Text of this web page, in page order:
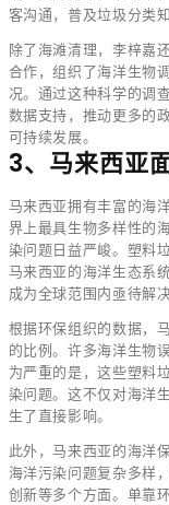
客沟通，普及垃圾分类
除了海滩清理，李梓嘉
合作，组织了海洋生物
况。通过这种科学的调
数据支持，推动更多的
可持续发展。
3、马来西亚
马来西亚拥有丰富的海
界上最具生物多样性的
染问题日益严峻。塑料
马来西亚的海洋生态系
成为全球范围内亟待解
根据环保组织的数据，
的比例。许多海洋生物
为严重的是，这些塑料
染问题。这不仅对海洋
生了直接影响。
此外，马来西亚的海洋
海洋污染问题复杂多样
创新等多个方面。单靠